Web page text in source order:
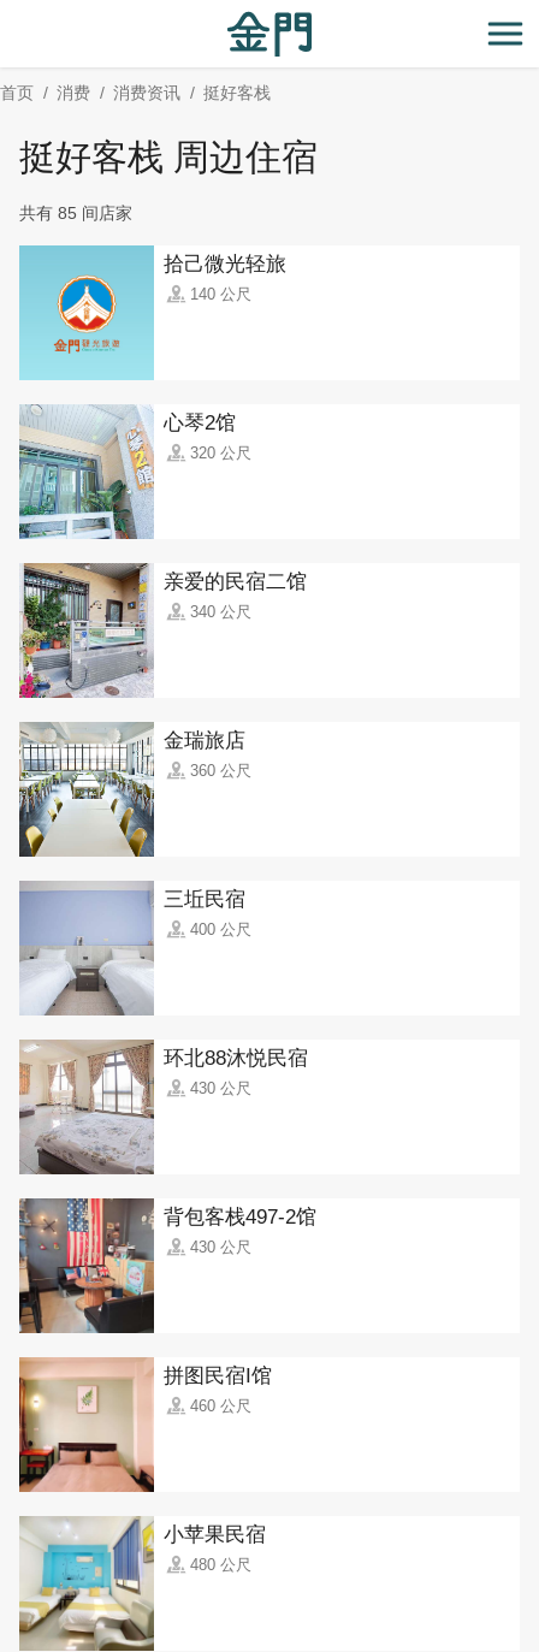
主
要
开
首页 消费 消费资讯 挺好客栈
挺好客栈 周边住宿
共有 85 间店家
拾己微光轻旅
140 公尺
心琴2馆
320 公尺
亲爱的民宿二馆
340 公尺
金瑞旅店
360 公尺
三坵民宿
400 公尺
环北88沐悦民宿
430 公尺
背包客栈497-2馆
430 公尺
拼图民宿I馆
460 公尺
小苹果民宿
480 公尺